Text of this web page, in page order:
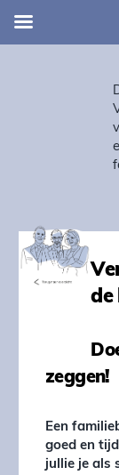
de
zeggen!
Een
goed en
jullie je als